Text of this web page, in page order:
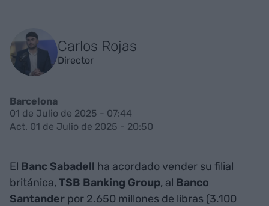
Carlos Rojas
Director
Barcelona
01 de Julio de 2025 - 07:44
Act. 01 de Julio de 2025 - 20:50
El Banc Sabadell ha acordado vender su filial
británica, TSB Banking Group, al Banco
Santander por 2.650 millones de libras (3.100